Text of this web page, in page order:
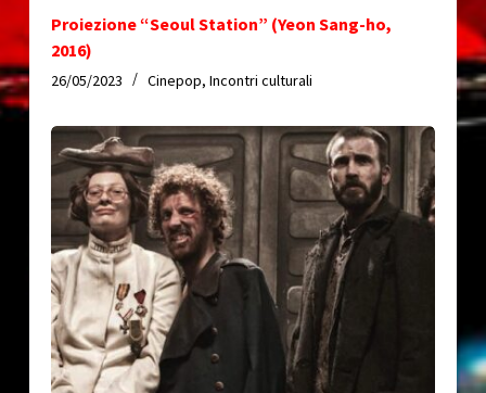
Proiezione “Seoul Station” (Yeon Sang-ho,
2016)
26/05/2023 Cinepop, Incontri culturali